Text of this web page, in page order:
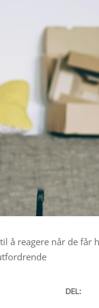
å reagere når de får
DEL: